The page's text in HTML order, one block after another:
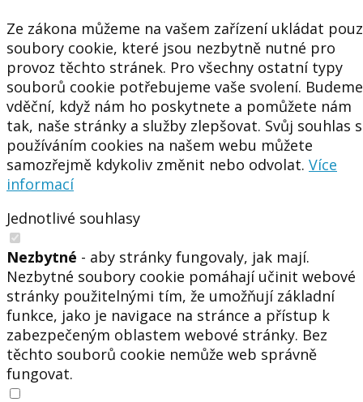
Ze zákona můžeme na vašem zařízení ukládat
soubory cookie, které jsou nezbytně nutné pro
provoz těchto stránek. Pro všechny ostatní typy
souborů cookie potřebujeme vaše svolení. Budeme
vděční, když nám ho poskytnete a pomůžete nám
tak, naše stránky a služby zlepšovat. Svůj souhlas s
používáním cookies na našem webu můžete
samozřejmě kdykoliv změnit nebo odvolat. Více
informací
Jednotlivé souhlasy
Nezbytné - aby stránky fungovaly, jak mají.
Nezbytné soubory cookie pomáhají učinit webové
stránky použitelnými tím, že umožňují základní
funkce, jako je navigace na stránce a přístup k
zabezpečeným oblastem webové stránky. Bez
těchto souborů cookie nemůže web správně
fungovat.